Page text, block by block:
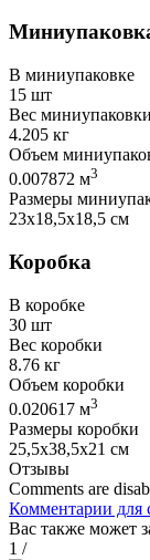
В миниупаковке
15 шт
Вес миниупаковки
4.205 кг
Объем
0.007872 м3
Размеры
23х18,5х18,5 см
Коробка
В коробке
30 шт
Вес коробки
8.76 кг
Объем коробки
0.020617 м3
Размеры коробки
25,5х38,5х21 см
Отзывы
Comments are
Комментарии для
Вас также может
1 /